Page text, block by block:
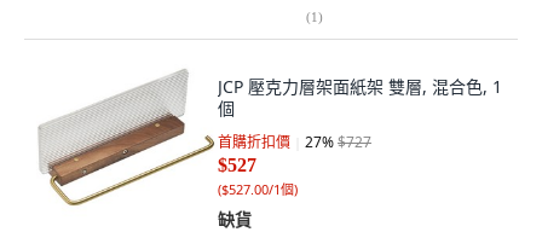
(1)
JCP 壓克力層架面紙架 雙層, 混合色, 1
個
首購折扣價 27%$727
$527
($527.00/1個)
缺貨